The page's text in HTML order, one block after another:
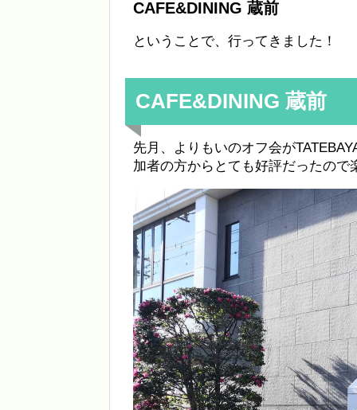
CAFE&DINING 蔵前
ということで、行ってきました！
CAFE&DINING 蔵前
先月、よりもいのオフ会が
加者の方からとても好評だったので